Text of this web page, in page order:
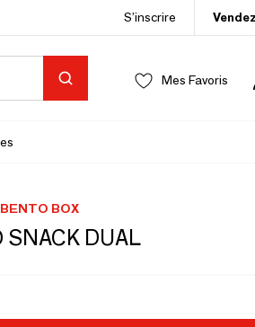
S’inscrire
Mes Favoris
BOX
SNACK DUAL